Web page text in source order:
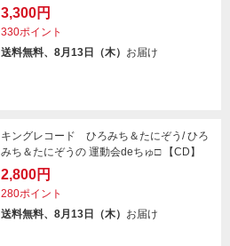
3,300円
330ポイント
送料無料、8月13日（木） お届け
キングレコード ひろみち＆たにぞう/ ひろ
みち＆たにぞうの 運動会deちゅ□ 【CD】
2,800円
280ポイント
送料無料、8月13日（木） お届け